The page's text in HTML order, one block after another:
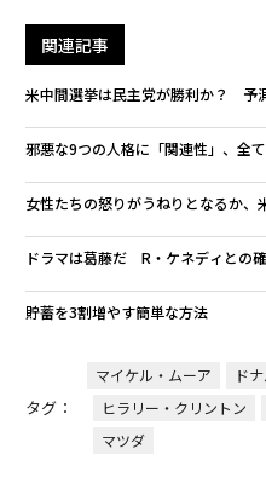
関連記事
米中間選挙は民主党が勝利か？ 予
邪悪な9つの人格に「関連性」、全
女性たちの怒りがうねりとなるか、
ドラマは葛藤だ R・ケネディとの
貯蓄を3割増やす簡単な方法
タグ：
マイケル・ムーア
ド
ヒラリー・クリントン
マツダ